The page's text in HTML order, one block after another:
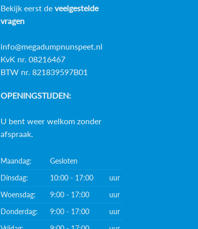
Bekijk eerst de veelgestelde
vragen
info@megadumpnunspeet.nl
KvK nr. 08216467
BTW nr. 821839597B01
OPENINGSTIJDEN:
U bent weer welkom zonder
afspraak.
Maandag:
Gesloten
Dinsdag:
10:00 - 17:00
uur
Woensdag:
9:00 - 17:00
uur
Donderdag:
9:00 - 17:00
uur